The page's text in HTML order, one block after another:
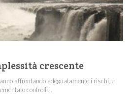
crescente
affrontando adeguatamente i rischi, e
controlli...